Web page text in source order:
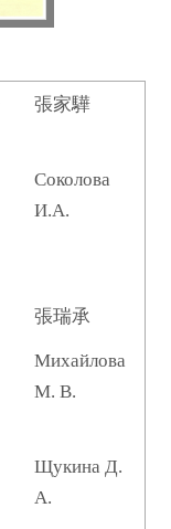
張家驊
Соколова
И.А.
張瑞承
Михайлова
М. В.
Щукина Д.
А.